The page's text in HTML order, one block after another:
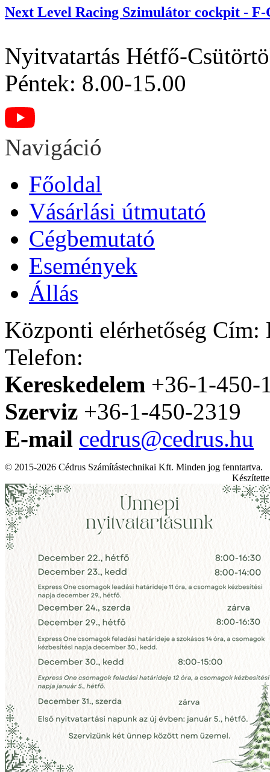
Next Level Racing Szimulátor cockpit -
Nyitvatartás Hétfő-
Péntek: 8.00-15.00
Navigáció
Főoldal
Vásárlási útmutató
Cégbemutató
Események
Állás
Központi elérhetőség Cím:
Telefon:
Kereskedelem +36-1-450-
Szerviz +36-1-450-2319
E-mail cedrus@cedrus.hu
© 2015-2026 Cédrus Számítástechnikai Kft. Minden jog fenntartva.